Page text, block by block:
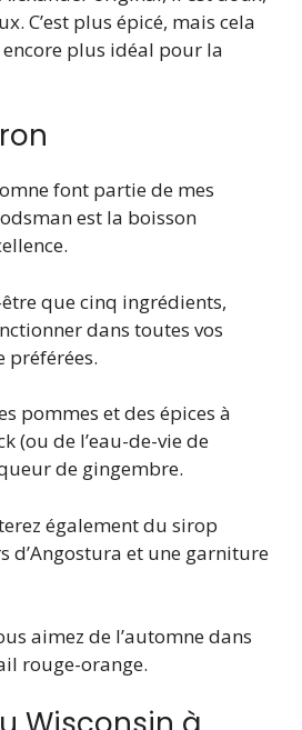
C’est plus épicé, mais cela
plus idéal pour la
font partie de mes
est la boisson
que cinq ingrédients,
dans toutes vos
préférées.
pommes et des épices à
(ou de l’eau-de-vie de
de gingembre.
également du sirop
d’Angostura et une garniture
aimez de l’automne dans
rouge-orange.